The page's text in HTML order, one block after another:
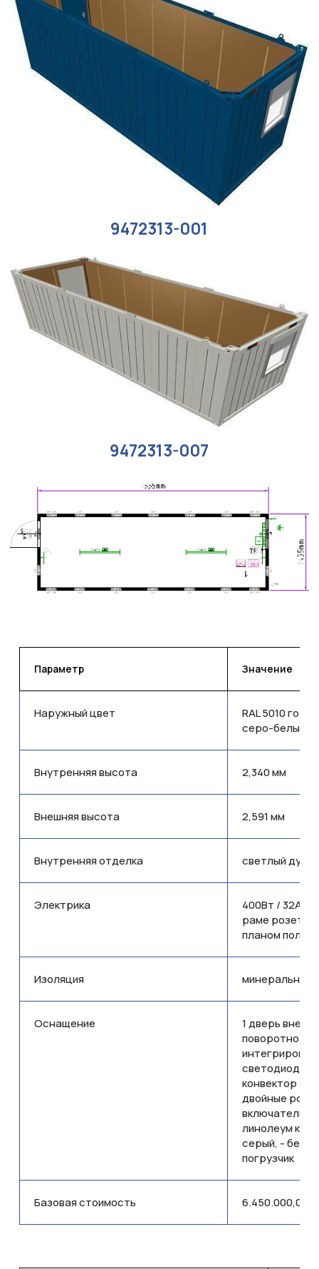
Параметр Значение
Наружный цвет
RAL 5010
серо-белый
Внутренняя высота 2,340 мм
Внешняя высота 2,591 мм
Внутренняя отделка светлый дуб
Электрика
400Вт / 32A /
раме розетки
планом пол/
Изоляция минеральная
Оснащение
1 дверь
поворотно-
светодиодный
конвектор
двойные
включатели в
линолеум
серый, - без
погрузчик
Базовая стоимость 6.450.000,00
9352652-018